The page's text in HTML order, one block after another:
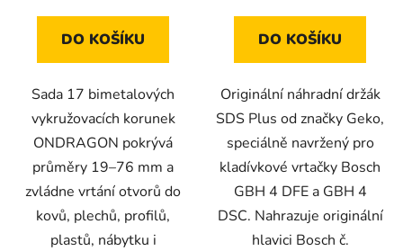
hvězdiček.
DO KOŠÍKU
Sada 17 bimetalových
vykružovacích korunek
ONDRAGON pokrývá
průměry 19–76 mm a
zvládne vrtání otvorů do
kovů, plechů, profilů,
plastů, nábytku i
DO KOŠÍKU
Originální náhradní držák
SDS Plus od značky Geko,
speciálně navržený pro
kladívkové vrtačky Bosch
GBH 4 DFE a GBH 4
DSC. Nahrazuje originální
hlavici Bosch č.